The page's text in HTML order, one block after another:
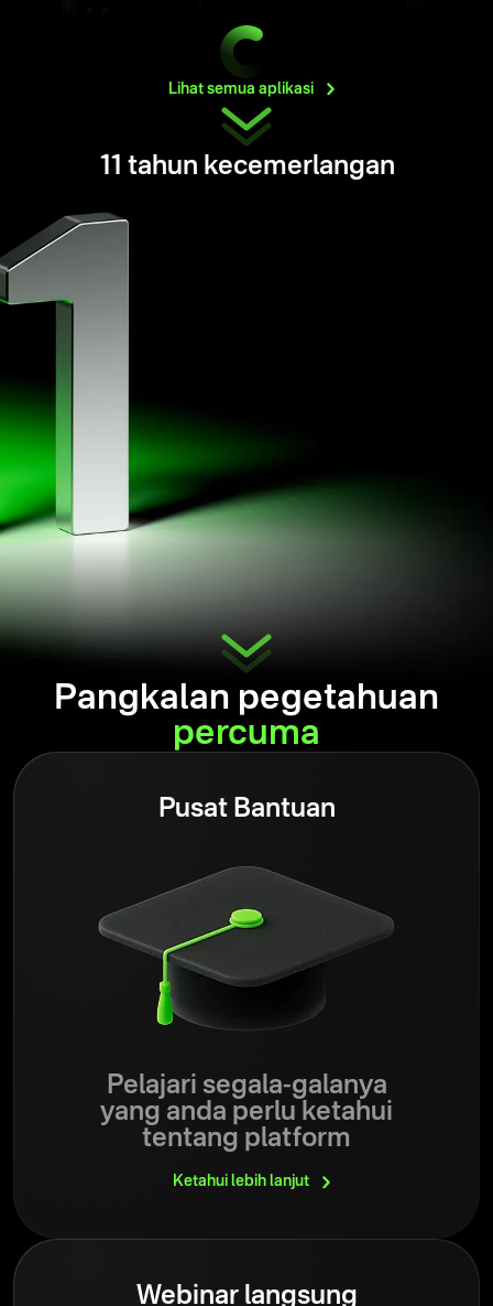
Lihat semua aplikasi
11 tahun kecemerlangan
Pangkalan pegetahuan
percuma
Pusat Bantuan
Pelajari segala-galanya
yang anda perlu ketahui
tentang platform
Ketahui lebih lanjut
Webinar langsung